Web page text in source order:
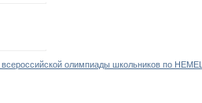
всероссийской олимпиады школьников по